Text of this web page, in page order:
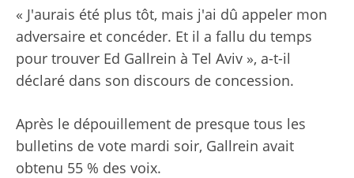
« J'aurais été plus tôt, mais j'ai dû appeler mon
adversaire et concéder. Et il a fallu du temps
pour trouver Ed Gallrein à Tel Aviv », a-t-il
déclaré dans son discours de concession.
Après le dépouillement de presque tous les
bulletins de vote mardi soir, Gallrein avait
obtenu 55 % des voix.